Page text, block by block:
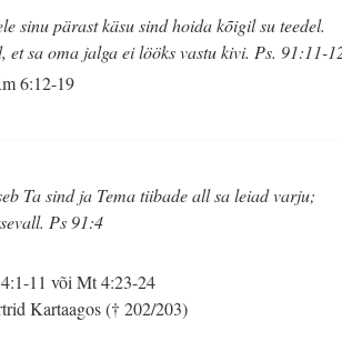
sinu pärast käsu sind hoida kõigil su teedel.
et sa oma jalga ei lööks vastu kivi. Ps. 91:11-
6:12-19
Ta sind ja Tema tiibade all sa leiad varju;
Ps 91:4
11 või Mt 4:23-24
Kartaagos († 202/203)